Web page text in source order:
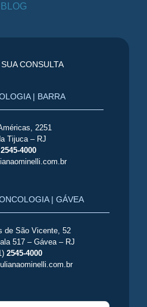
BLOG
CONSULTA
| BARRA
2251
Tijuca – RJ
2545-4000
| GÁVEA
de São Vicente, 52
517 – Gávea – RJ
2545-4000